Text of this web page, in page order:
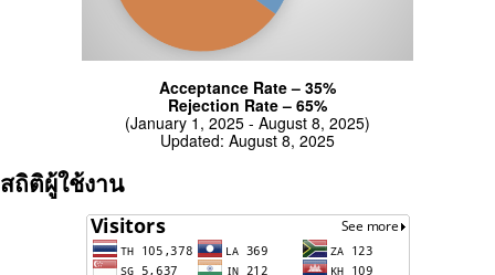
Acceptance Rate – 35%
Rejection Rate – 65%
(January 1, 2025 - August 8, 2025)
Updated: August 8, 2025
สถิติผู้ใช้งาน